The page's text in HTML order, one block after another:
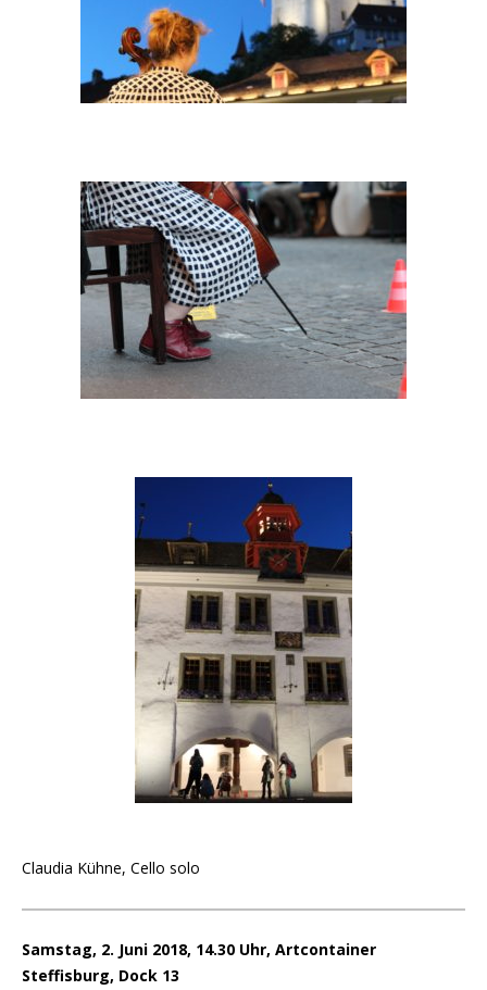
Claudia Kühne, Cello solo
Samstag, 2. Juni 2018, 14.30 Uhr, Artcontainer
Steffisburg, Dock 13